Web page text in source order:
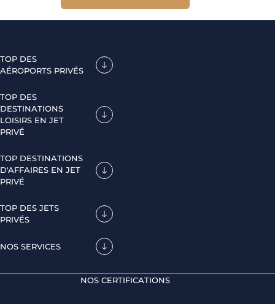
TOP DES
AÉROPORTS PRIVÉS
TOP DES
DESTINATIONS
LOISIRS EN JET
PRIVÉ
TOP DESTINATIONS
D'AFFAIRES EN JET
PRIVÉ
TOP DES JETS
PRIVÉS
NOS SERVICES
NOS CERTIFICATIONS